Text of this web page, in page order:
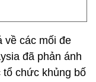
về các mối đe
đã phản ánh
tổ chức khủng bố